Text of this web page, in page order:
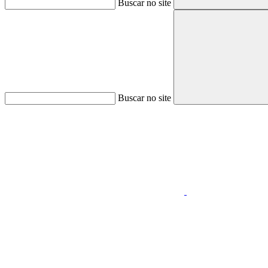
Buscar no site
Buscar no site